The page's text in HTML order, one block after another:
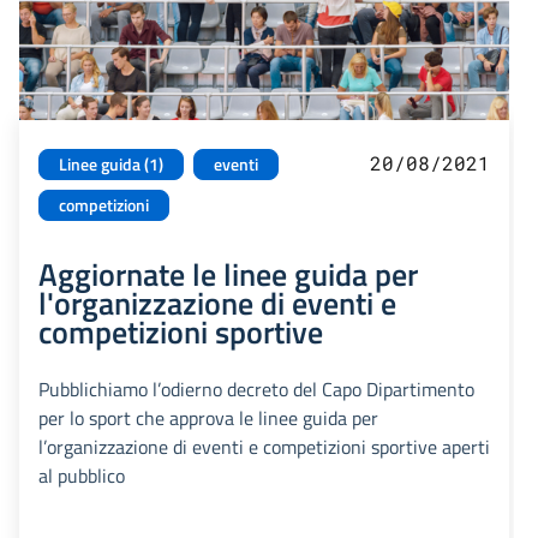
Linee guida (1)
eventi
competizioni
20/08/2021
Aggiornate le linee guida per
l'organizzazione di eventi e
competizioni sportive
Pubblichiamo l’odierno decreto del Capo Dipartimento
per lo sport che approva le linee guida per
l’organizzazione di eventi e competizioni sportive aperti
al pubblico